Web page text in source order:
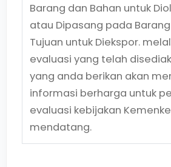
Barang dan Bahan untuk
atau Dipasang pada
Tujuan untuk Diekspor.
evaluasi yang telah
yang anda berikan akan
informasi berharga untuk
evaluasi kebijakan
mendatang.